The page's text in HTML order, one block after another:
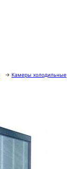
→ Камеры холодильные